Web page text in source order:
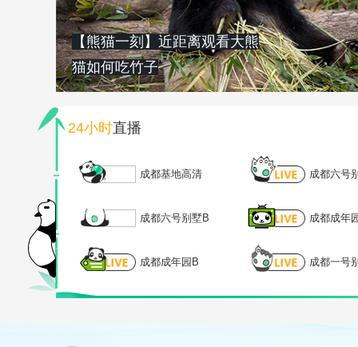
【熊猫一刻】近距离观看大熊
猫如何吃竹子
24小时直播
成都基地高清 成都六号
成都六号别墅B 成都成年
成都成年园B 成都一号